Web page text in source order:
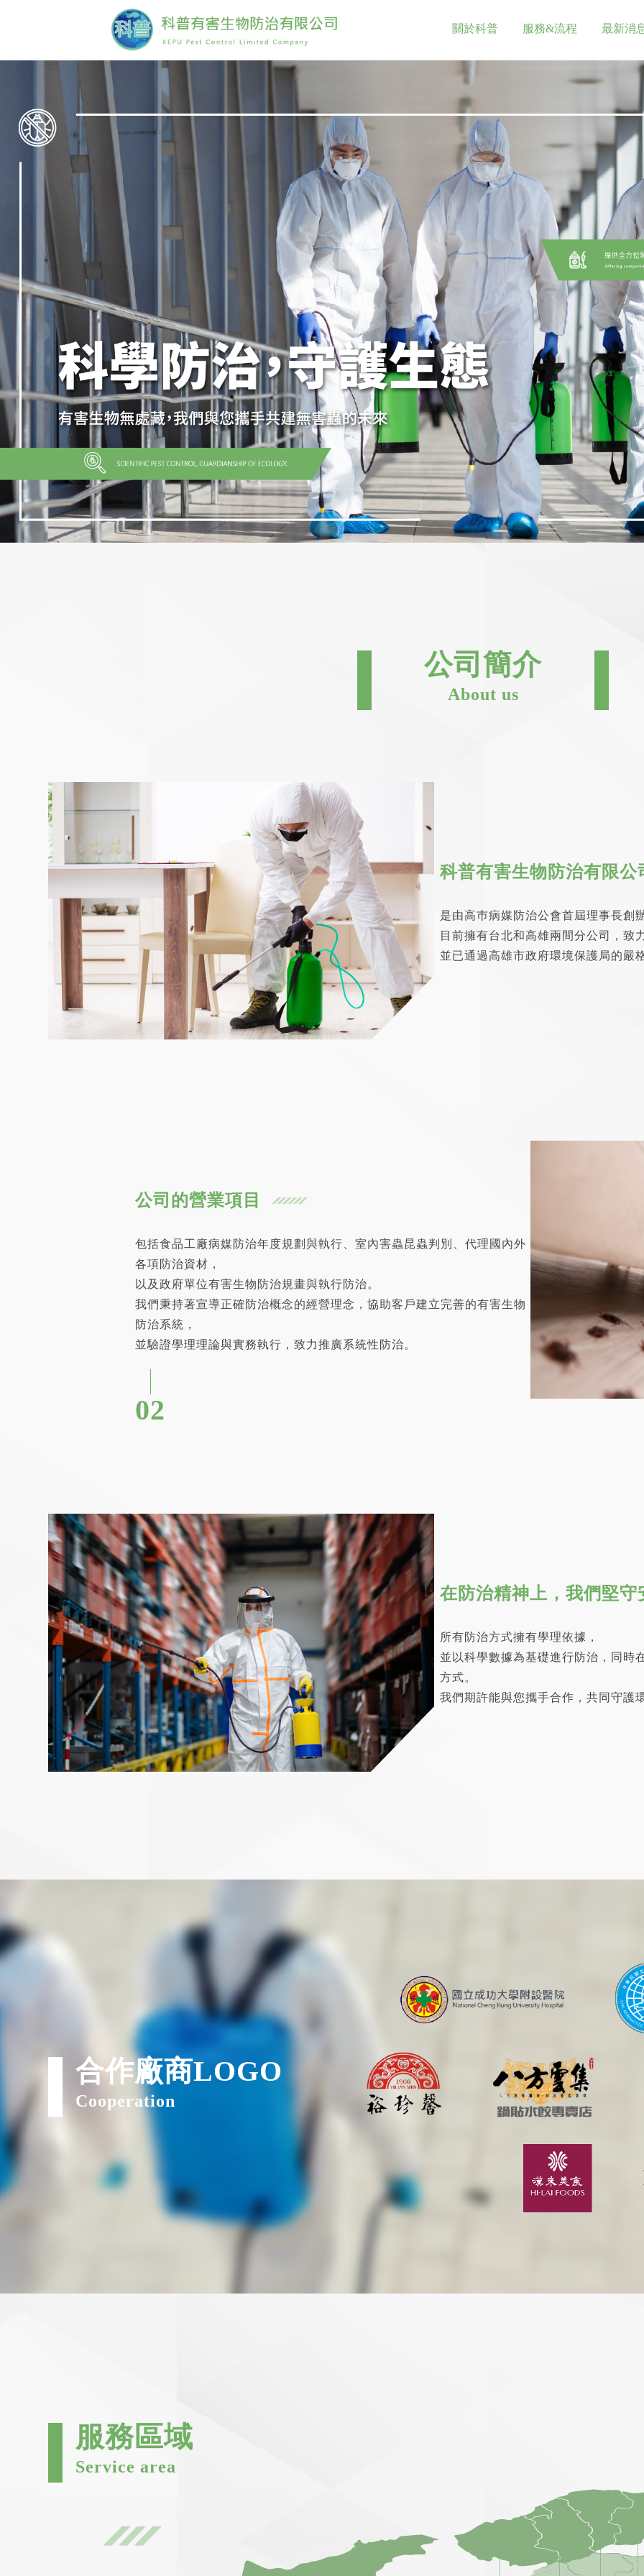
關於科普 服務&流程 最新消
公司簡介
About us
科普有害生物防治有限公
是由高巿病媒防治公會首屆理事長創
目前擁有台北和高雄兩間分公司，致
並已通過高雄市政府環境保護局的嚴
02
公司的營業項目
包括食品工廠病媒防治年度規劃與執行、室內害蟲昆蟲判別、代理國內外
各項防治資材，
以及政府單位有害生物防治規畫與執行防治。
我們秉持著宣導正確防治概念的經營理念，協助客戶建立完善的有害生物
防治系統，
並驗證學理理論與實務執行，致力推廣系統性防治。
在防治精神上，我們堅守
所有防治方式擁有學理依據，
並以科學數據為基礎進行防治，同時
方式。
我們期許能與您攜手合作，共同守護
合作廠商LOGO
Cooperation
服務區域
Service area